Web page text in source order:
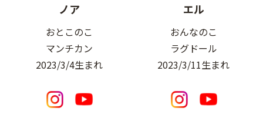
ノア
おとこのこ
マンチカン
2023/3/4生まれ
エル
おんなのこ
ラグドール
2023/3/11生まれ